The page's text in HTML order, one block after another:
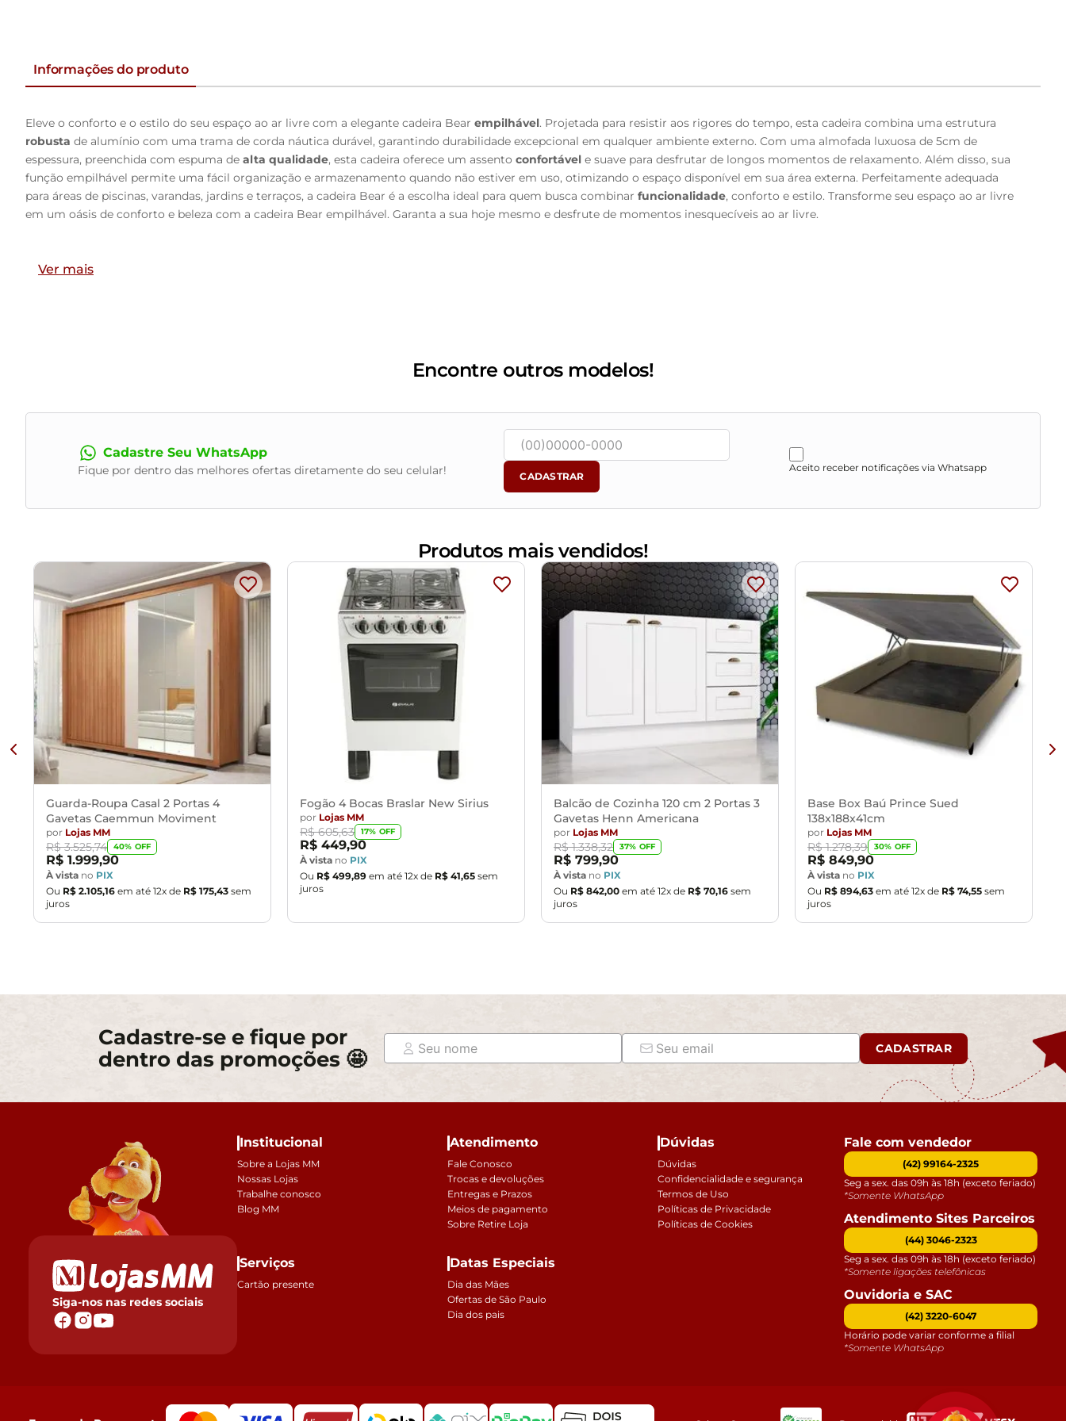
Informações do produto
Eleve o conforto e o estilo do seu espaço ao ar livre com a elegante cadeira Bear empilhável. Projetada para resistir aos rigores do tempo, esta cadeira combina uma estrutura
robusta de alumínio com uma trama de corda náutica durável, garantindo durabilidade excepcional em qualquer ambiente externo. Com uma almofada luxuosa de 5cm de
espessura, preenchida com espuma de alta qualidade, esta cadeira oferece um assento confortável e suave para desfrutar de longos momentos de relaxamento. Além disso, sua
função empilhável permite uma fácil organização e armazenamento quando não estiver em uso, otimizando o espaço disponível em sua área externa. Perfeitamente adequada
para áreas de piscinas, varandas, jardins e terraços, a cadeira Bear é a escolha ideal para quem busca combinar funcionalidade, conforto e estilo. Transforme seu espaço ao ar livre
em um oásis de conforto e beleza com a cadeira Bear empilhável. Garanta a sua hoje mesmo e desfrute de momentos inesquecíveis ao ar livre.
Altura:82,5cm
Em trama de corda náutica e almofada (5cm de espessura) com preenchimento de espuma
Peso suportado:100kg
Necessita de Montagém : Não
Instruções/Cuidado:Utilizar um pano levemente umedecido com água, seguido de pano seco. Não limpar com escovas ou produtos abrasivos.
Observações Importantes:
- Pode haver alguma diferença de tonalidade entre a imagem e o produto, por conta do tratamento de imagens e a calibração de cores da sua tela.
- Todos os nossos produtos são enviados devidamente embalados e com total segurança
- Confira as dimensões do produto no momento da compra e certifique-se de que passará normalmente por elevadores, portas, escadas e/ou corredores, evitando assim futuros
desagrados ou imprevistos com a entrega do produto.
Ver mais
Encontre outros modelos!
Cadastre Seu WhatsApp
Fique por dentro das melhores ofertas diretamente do seu celular! CADASTRAR
Aceito receber notificações via Whatsapp
Produtos mais vendidos!
Guarda-Roupa Casal 2 Portas 4
Gavetas Caemmun Moviment
por Lojas MM
R$ 3.525,74 40% OFF
R$ 1.999,90
À vista no PIX
Ou R$ 2.105,16 em até 12x de R$ 175,43 sem
juros
Fogão 4 Bocas Braslar New Sirius
por Lojas MM
R$ 605,63 17% OFF
R$ 449,90
À vista no PIX
Ou R$ 499,89 em até 12x de R$ 41,65 sem
juros
Balcão de Cozinha 120 cm 2 Portas 3
Gavetas Henn Americana
por Lojas MM
R$ 1.338,32 37% OFF
R$ 799,90
À vista no PIX
Ou R$ 842,00 em até 12x de R$ 70,16 sem
juros
Base Box Baú Prince Sued
138x188x41cm
por Lojas MM
R$ 1.278,39 30% OFF
R$ 849,90
À vista no PIX
Ou R$ 894,63 em até 12x de R$ 74,55 sem
juros
Cadastre-se e fique por
dentro das promoções 🤩
CADASTRAR
Siga-nos nas redes sociais
Institucional
Sobre a Lojas MM
Nossas Lojas
Trabalhe conosco
Blog MM
Atendimento
Fale Conosco
Trocas e devoluções
Entregas e Prazos
Meios de pagamento
Sobre Retire Loja
Dúvidas
Dúvidas
Confidencialidade e segurança
Termos de Uso
Políticas de Privacidade
Políticas de Cookies
Serviços
Cartão presente
Datas Especiais
Dia das Mães
Ofertas de São Paulo
Dia dos pais
Fale com vendedor
(42) 99164-2325
Seg a sex. das 09h às 18h (exceto feriado)
*Somente WhatsApp
Atendimento Sites Parceiros
(44) 3046-2323
Seg a sex. das 09h às 18h (exceto feriado)
*Somente ligações telefônicas
Ouvidoria e SAC
(42) 3220-6047
Horário pode variar conforme a filial
*Somente WhatsApp